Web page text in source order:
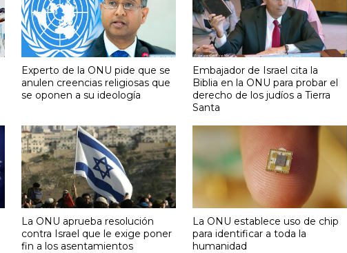
Experto de la ONU pide que se
anulen creencias religiosas que
se oponen a su ideología
Embajador de Israel cita la
Biblia en la ONU para probar el
derecho de los judíos a Tierra
Santa
La ONU aprueba resolución
contra Israel que le exige poner
fin a los asentamientos
La ONU establece uso de chip
para identificar a toda la
humanidad